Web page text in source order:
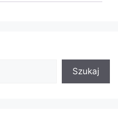
Szukaj